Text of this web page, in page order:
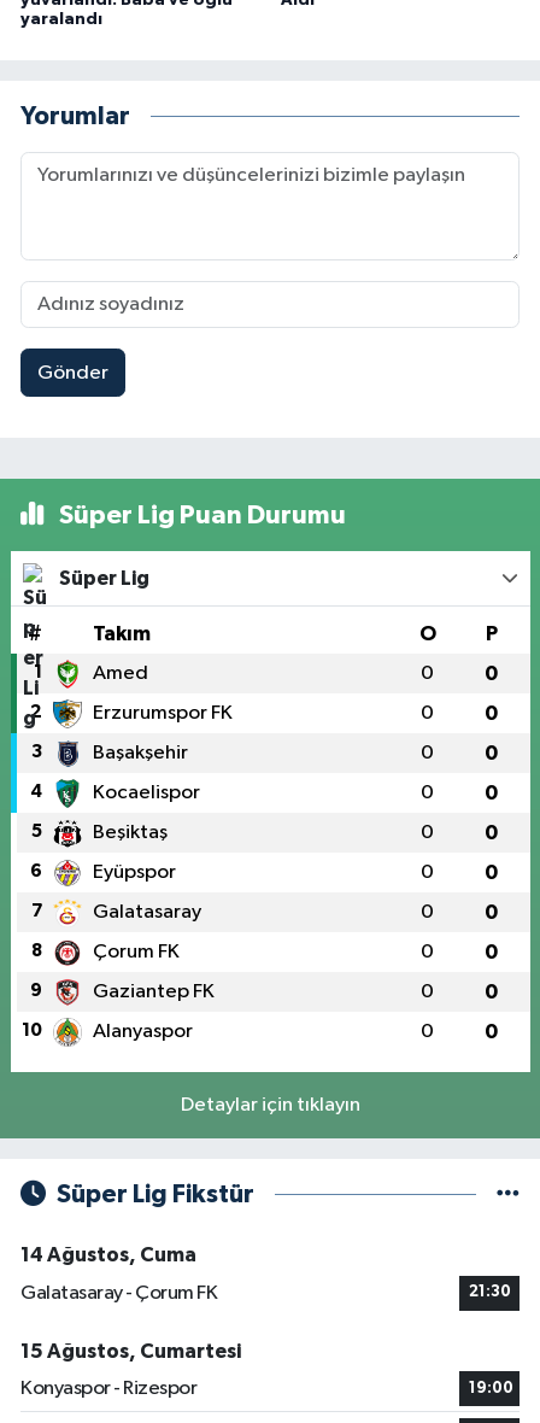
yaralandı
Yorumlar
Gönder
Süper Lig Puan Durumu
Süper Lig
# Takım O P
1 Amed 0 0
2 Erzurumspor FK 0 0
3 Başakşehir 0 0
4 Kocaelispor 0 0
5 Beşiktaş 0 0
6 Eyüpspor 0 0
7 Galatasaray 0 0
8 Çorum FK 0 0
9 Gaziantep FK 0 0
10 Alanyaspor 0 0
Detaylar için tıklayın
Süper Lig Fikstür
14 Ağustos, Cuma
Galatasaray - Çorum FK
21:30
15 Ağustos, Cumartesi
Konyaspor - Rizespor
19:00